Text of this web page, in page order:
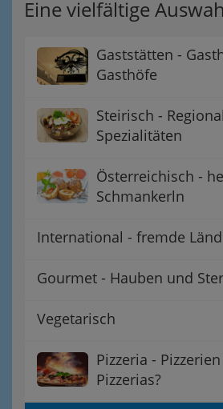
Eine vielfältige
Gaststätten -
Gasthöfe
Steirisch -
Spezialitäten
Österreichisch -
Schmankerln
International - fremde
Gourmet - Hauben und
Vegetarisch
Pizzeria -
Pizzerias?